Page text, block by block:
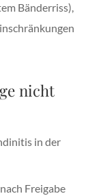
Bänderriss),
nicht
in der
Freigabe